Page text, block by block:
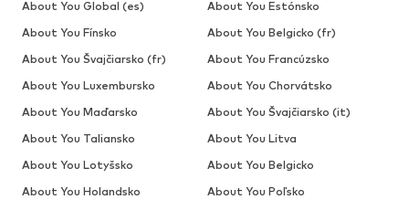
About You Global (es)
About You Estónsko
About You Fínsko
About You Belgicko (fr)
About You Švajčiarsko (fr)
About You Francúzsko
About You Luxembursko
About You Chorvátsko
About You Maďarsko
About You Švajčiarsko (it)
About You Taliansko
About You Litva
About You Lotyšsko
About You Belgicko
About You Holandsko
About You Poľsko